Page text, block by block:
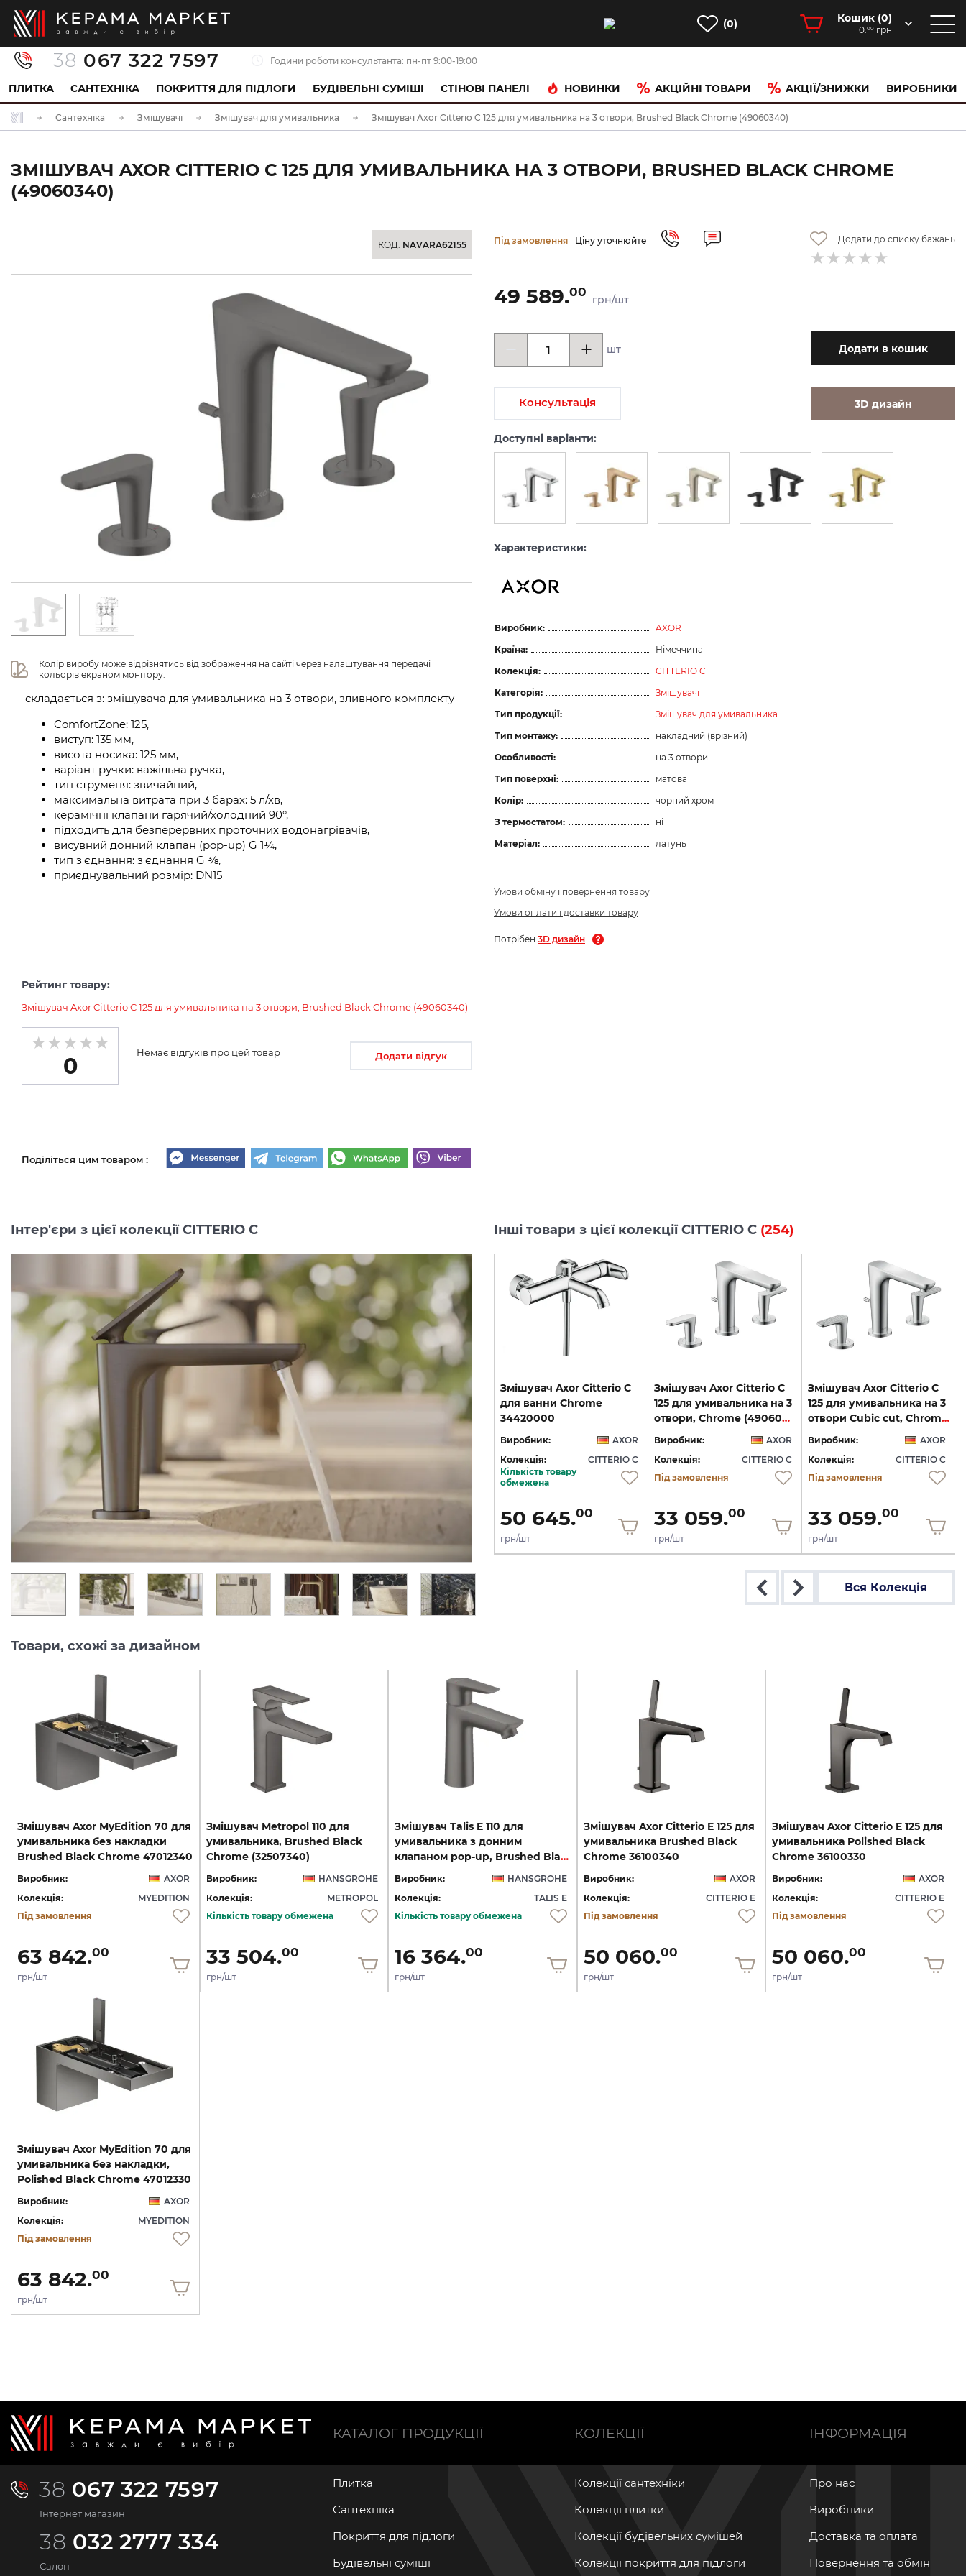
(0) Кошик (0)
0.00 грн
38 067 322 7597 Години роботи консультанта: пн-пт 9:00-19:00
ПЛИТКА САНТЕХНІКА ПОКРИТТЯ ДЛЯ ПІДЛОГИ БУДІВЕЛЬНІ СУМІШІ CТІНОВІ ПАНЕЛІ НОВИНКИ АКЦІЙНІ ТОВАРИ АКЦІЇ/ЗНИЖКИ ВИРОБНИКИ
Сантехніка Змішувачі Змішувач для умивальника Змішувач Axor Citterio C 125 для умивальника на 3 отвори, Brushed Black Chrome (49060340)
ЗМІШУВАЧ AXOR CITTERIO C 125 ДЛЯ УМИВАЛЬНИКА НА 3 ОТВОРИ, BRUSHED BLACK CHROME
(49060340)
КОД: NAVARA62155
Колір виробу може відрізнятись від зображення на сайті через налаштування передачі
кольорів екраном монітору.
складається з: змішувача для умивальника на 3 отвори, зливного комплекту
ComfortZone: 125,
виступ: 135 мм,
висота носика: 125 мм,
варіант ручки: важільна ручка,
тип струменя: звичайний,
максимальна витрата при 3 барах: 5 л/хв,
керамічні клапани гарячий/холодний 90°,
підходить для безперервних проточних водонагрівачів,
висувний донний клапан (pop-up) G 1¼,
тип з'єднання: з'єднання G ⅜,
приєднувальний розмір: DN15
Під замовлення Ціну уточнюйте Додати до списку бажань
49 589.00
грн/шт
шт Додати в кошик
Консультація 3D дизайн
Доступні варіанти:
Характеристики:
Виробник:
AXOR
Країна:
Німеччина
Колекція:
CITTERIO C
Категорія:
Змішувачі
Тип продукції:
Змішувач для умивальника
Тип монтажу:
накладний (врізний)
Особливості:
на 3 отвори
Тип поверхні:
матова
Колір:
чорний хром
З термостатом:
ні
Матеріал:
латунь
Умови обміну і повернення товару
Умови оплати і доставки товару
Потрібен 3D дизайн
Рейтинг товару:
Змішувач Axor Citterio C 125 для умивальника на 3 отвори, Brushed Black Chrome (49060340)
0
Немає відгуків про цей товар Додати відгук
Поділіться цим товаром :
Інтер'єри з цієї колекції CITTERIO C Інші товари з цієї колекції CITTERIO C (254)
Змішувач Axor Citterio C
125 CoolStart для
AXOR
Колекція:
CITTERIO C
Під замовлення
24 289.00
Змішувач Axor Citterio C
125 CoolStart для
Виробник:
Колекція:
CITTERIO C
Під замовлення
34 007.
грн/шт
Змішувач Axor Citterio C
125 CoolStart для
Колекція:
36 436.
Змішувач Axor Citterio C
для ванни Chrome
34420000
Виробник:
AXOR
Колекція:
CITTERIO C
Кількість товару
обмежена
50 645.00
грн/шт
Змішувач Axor Citterio C
125 для умивальника на 3
отвори, Chrome (49060000)
Виробник:
AXOR
Колекція:
CITTERIO C
Під замовлення
33 059.00
грн/шт
Змішувач Axor Citterio C
125 для умивальника на 3
отвори Cubic cut, Chrome (49061000)
Виробник:
AXOR
Колекція:
CITTERIO C
Під замовлення
33 059.00
грн/шт
Вся Колекція
Товари, схожі за дизайном
Змішувач Axor MyEdition 70 для
умивальника без накладки
Brushed Black Chrome 47012340
Виробник:
AXOR
Колекція:
MYEDITION
Під замовлення
63 842.00
грн/шт
Змішувач Metropol 110 для
умивальника, Brushed Black
Chrome (32507340)
Виробник:
HANSGROHE
Колекція:
METROPOL
Кількість товару обмежена
33 504.00
грн/шт
Змішувач Talis E 110 для
умивальника з донним
клапаном pop-up, Brushed Black Chrome (71710340)
Виробник:
HANSGROHE
Колекція:
TALIS E
Кількість товару обмежена
16 364.00
грн/шт
Змішувач Axor Citterio E 125 для
умивальника Brushed Black
Chrome 36100340
Виробник:
AXOR
Колекція:
CITTERIO E
Під замовлення
50 060.00
грн/шт
Змішувач Axor Citterio E 125 для
умивальника Polished Black
Chrome 36100330
Виробник:
AXOR
Колекція:
CITTERIO E
Під замовлення
50 060.00
грн/шт
Змішувач Axor MyEdition 70 для
умивальника без накладки,
Polished Black Chrome 47012330
Виробник:
AXOR
Колекція:
MYEDITION
Під замовлення
63 842.00
грн/шт
38 067 322 7597
Інтернет магазин
38 032 2777 334
Салон
КАТАЛОГ ПРОДУКЦІЇ
Плитка
Сантехніка
Покриття для підлоги
Будівельні суміші
КОЛЕКЦІЇ
Колекції сантехніки
Колекції плитки
Колекції будівельних сумішей
Колекції покриття для підлоги
ІНФОРМАЦІЯ
Про нас
Виробники
Доставка та оплата
Повернення та обмін